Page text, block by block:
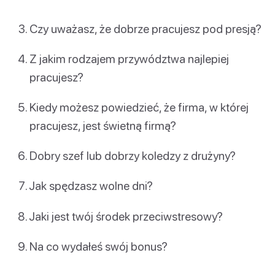
Czy uważasz, że dobrze pracujesz pod presją?
Z jakim rodzajem przywództwa najlepiej
pracujesz?
Kiedy możesz powiedzieć, że firma, w której
pracujesz, jest świetną firmą?
Dobry szef lub dobrzy koledzy z drużyny?
Jak spędzasz wolne dni?
Jaki jest twój środek przeciwstresowy?
Na co wydałeś swój bonus?